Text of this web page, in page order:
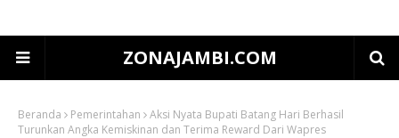
ZONAJAMBI.COM
Beranda Pemerintahan
Aksi Nyata Bupati Batang Hari Berhasil
Turunkan Angka Kemiskinan dan Terima Reward Dari Wapres